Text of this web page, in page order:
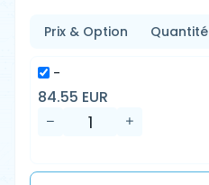
Prix & Option Quantité
-
84.55 EUR